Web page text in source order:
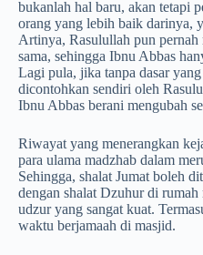
bukanlah hal baru, akan tetapi
orang yang lebih baik darinya,
Artinya, Rasulullah pun
sama, sehingga Ibnu Abbas
Lagi pula, jika tanpa dasar
dicontohkan sendiri oleh
Ibnu Abbas berani mengubah
Riwayat yang menerangkan
para ulama madzhab dalam
Sehingga, shalat Jumat boleh
dengan shalat Dzuhur di
udzur yang sangat kuat.
waktu berjamaah di masjid.